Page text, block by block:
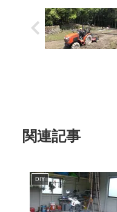
関連記事
DIY